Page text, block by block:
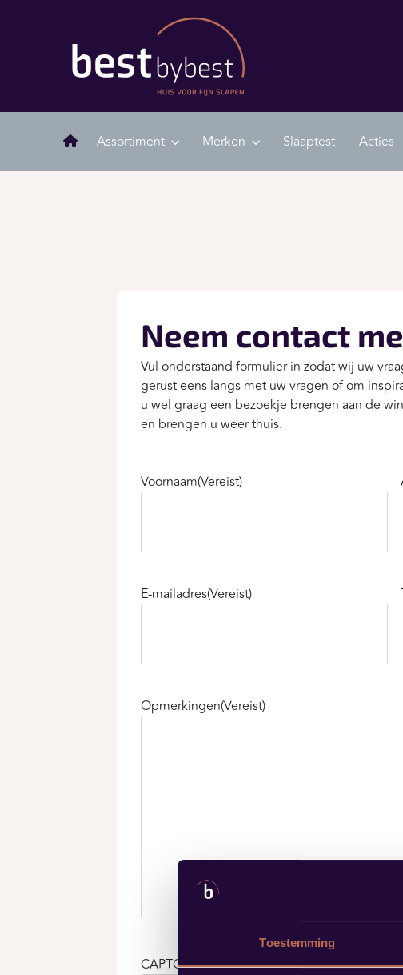
Toestemming
Assortiment Merken Slaaptest Acties
Neem contact
Vul onderstaand formulier in zodat wij uw
gerust eens langs met uw vragen of om
u wel graag een bezoekje brengen aan de
en brengen u weer thuis.
Voornaam(Vereist)
E-mailadres(Vereist)
Opmerkingen(Vereist)
CAPTCHA